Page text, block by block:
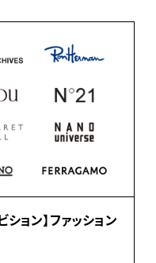
ョン】ファッション